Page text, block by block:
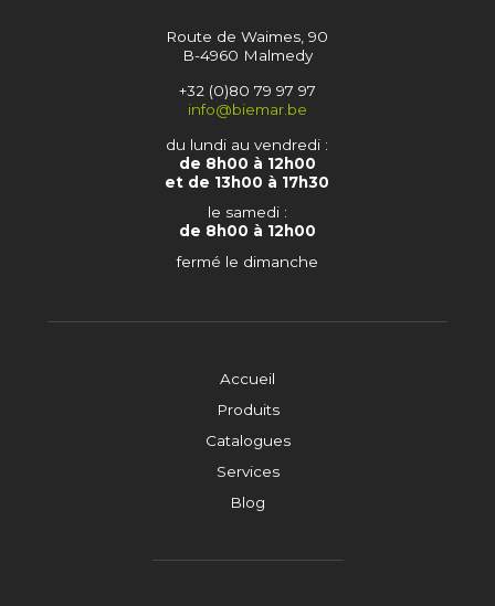
Accueil
Produits
Catalogues
Services
Blog
Route de Waimes, 90
B-4960 Malmedy
+32 (0)80 79 97 97
info@biemar.be
du lundi au vendredi :
de 8h00 à 12h00
et de 13h00 à 17h30
le samedi :
de 8h00 à 12h00
fermé le dimanche